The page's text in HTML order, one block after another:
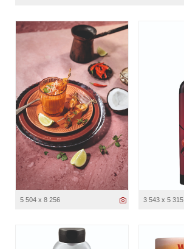
5 504 x 8 256 3 543 x 5 315